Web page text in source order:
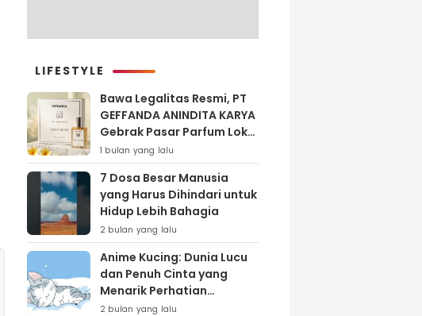
LIFESTYLE
Bawa Legalitas Resmi, PT
GEFFANDA ANINDITA KARYA
Gebrak Pasar Parfum Lokal
Lewat Varian ‘Daily Bliss’
1 bulan yang lalu
7 Dosa Besar Manusia
yang Harus Dihindari untuk
Hidup Lebih Bahagia
2 bulan yang lalu
Anime Kucing: Dunia Lucu
dan Penuh Cinta yang
Menarik Perhatian
Penggemar
2 bulan yang lalu